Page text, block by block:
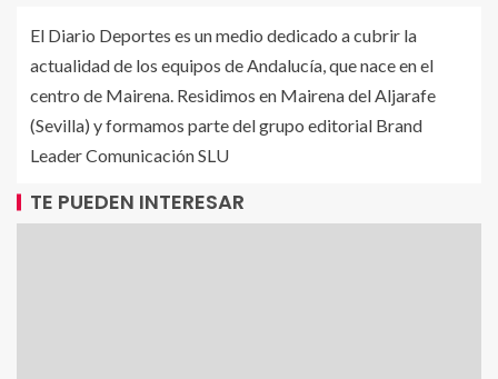
El Diario Deportes es un medio dedicado a cubrir la
actualidad de los equipos de Andalucía, que nace en el
centro de Mairena. Residimos en Mairena del Aljarafe
(Sevilla) y formamos parte del grupo editorial Brand
Leader Comunicación SLU
TE PUEDEN INTERESAR